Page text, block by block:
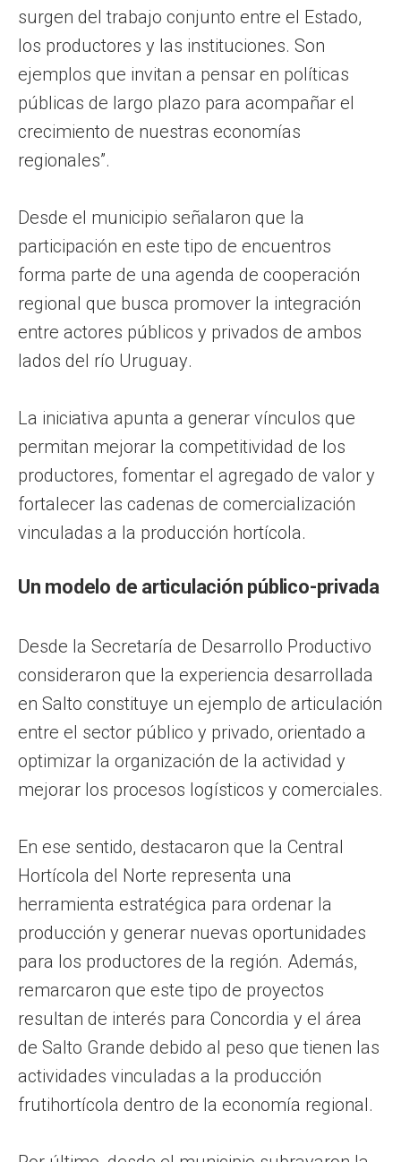
surgen del trabajo conjunto entre el Estado,
los productores y las instituciones. Son
ejemplos que invitan a pensar en políticas
públicas de largo plazo para acompañar el
crecimiento de nuestras economías
regionales”.
Desde el municipio señalaron que la
participación en este tipo de encuentros
forma parte de una agenda de cooperación
regional que busca promover la integración
entre actores públicos y privados de ambos
lados del río Uruguay.
La iniciativa apunta a generar vínculos que
permitan mejorar la competitividad de los
productores, fomentar el agregado de valor y
fortalecer las cadenas de comercialización
vinculadas a la producción hortícola.
Un modelo de articulación público-privada
Desde la Secretaría de Desarrollo Productivo
consideraron que la experiencia desarrollada
en Salto constituye un ejemplo de articulación
entre el sector público y privado, orientado a
optimizar la organización de la actividad y
mejorar los procesos logísticos y comerciales.
En ese sentido, destacaron que la Central
Hortícola del Norte representa una
herramienta estratégica para ordenar la
producción y generar nuevas oportunidades
para los productores de la región. Además,
remarcaron que este tipo de proyectos
resultan de interés para Concordia y el área
de Salto Grande debido al peso que tienen las
actividades vinculadas a la producción
frutihortícola dentro de la economía regional.